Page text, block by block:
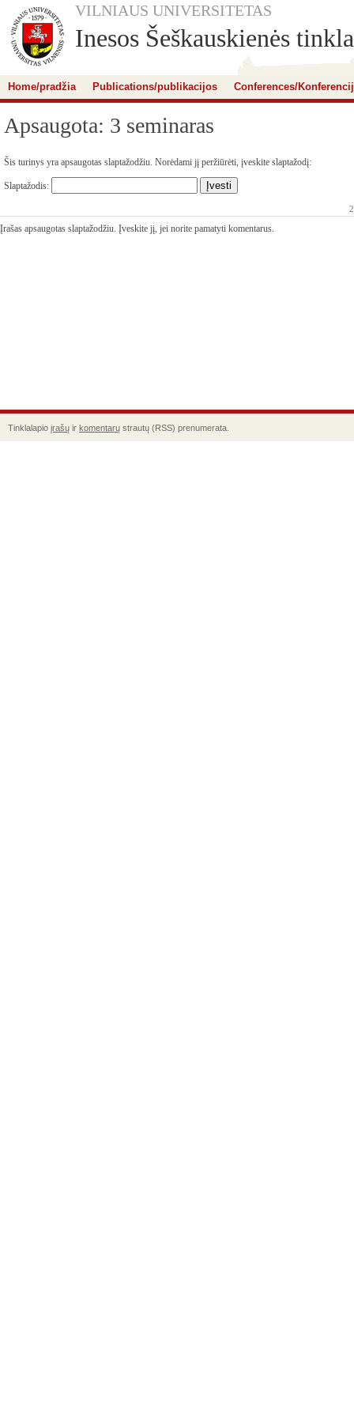
VILNIAUS UNIVERSITETAS
Inesos Šeškauskienės
Home/pradžia Publications/publikacijos Conferences/
Apsaugota: 3 seminaras
Šis turinys yra apsaugotas slaptažodžiu. Norėdami jį peržiūrėti, įveskite slaptažodį:
Slaptažodis:
Įrašas apsaugotas slaptažodžiu. Įveskite jį, jei norite pamatyti komentarus.
Tinklalapio įrašų ir komentarų strautų (RSS) prenumerata.